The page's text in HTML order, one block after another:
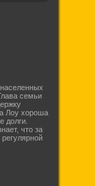
семьи
Лоу хороша
долги.
что за